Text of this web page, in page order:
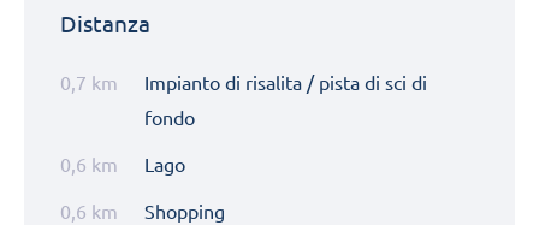
Distanza
Impianto di risalita / pista di sci di
fondo
0,7 km
Lago
0,6 km
Shopping
0,6 km